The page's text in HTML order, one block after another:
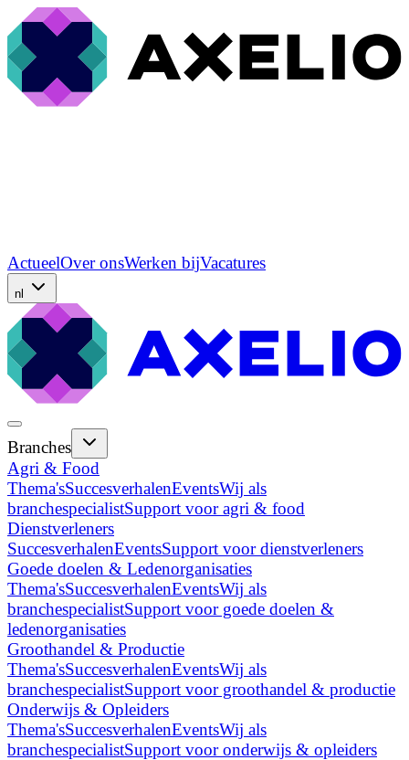
ActueelOver onsWerken bijVacatures
nl
Branches
Agri & Food
Thema'sSuccesverhalenEventsWij als
branchespecialistSupport voor agri & food
Dienstverleners
SuccesverhalenEventsSupport voor dienstverleners
Goede doelen & Ledenorganisaties
Thema'sSuccesverhalenEventsWij als
branchespecialistSupport voor goede doelen &
ledenorganisaties
Groothandel & Productie
Thema'sSuccesverhalenEventsWij als
branchespecialistSupport voor groothandel & productie
Onderwijs & Opleiders
Thema'sSuccesverhalenEventsWij als
branchespecialistSupport voor onderwijs & opleiders